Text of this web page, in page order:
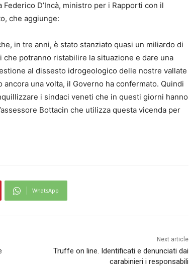
Federico D’Incà, ministro per i Rapporti con il
che aggiunge:
in tre anni, è stato stanziato quasi un miliardo di
che potranno ristabilire la situazione e dare una
al dissesto idrogeologico delle nostre vallate
ancora una volta, il Governo ha confermato. Quindi
i sindaci veneti che in questi giorni hanno
Bottacin che utilizza questa vicenda per
WhatsApp
Next article
Truffe on line. Identificati e denunciati dai
carabinieri i responsabili